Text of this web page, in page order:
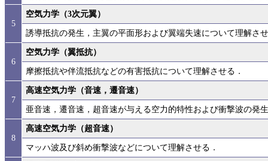
5
空気力学（3次元翼）
誘導抵抗の発生，主翼の平面形および翼端失速について理解さ
6
空気力学（翼抵抗）
摩擦抵抗や伴流抵抗などの有害抵抗について理解させる．
7
高速空気力学（音速，遷音速）
亜音速，遷音速，超音速が与える空力的特性および衝撃波の発
8
高速空気力学（超音速）
マッハ波及び斜め衝撃波などについて理解させる．